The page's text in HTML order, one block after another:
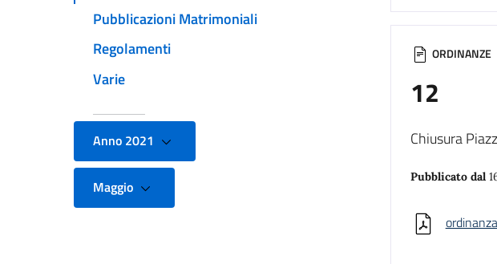
Pubblicazioni Matrimoniali
Regolamenti
Varie
Anno 2021
Maggio
ORDINANZE
12
Chiusura
Pubblicato dal